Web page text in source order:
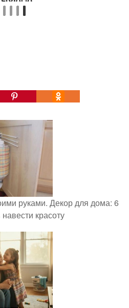
руками. Декор для дома: 6
красоту